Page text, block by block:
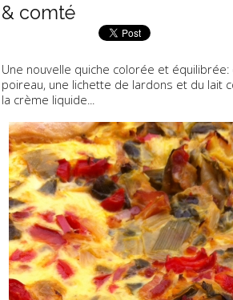
& comté
Une nouvelle quiche colorée et
poireau, une lichette de lardons et du lait
la crème liquide...